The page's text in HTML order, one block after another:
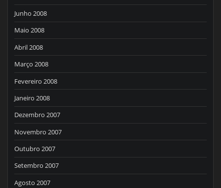
Junho 2008
Maio 2008
Abril 2008
Março 2008
Fevereiro 2008
Janeiro 2008
Dezembro 2007
Novembro 2007
Outubro 2007
Setembro 2007
Agosto 2007